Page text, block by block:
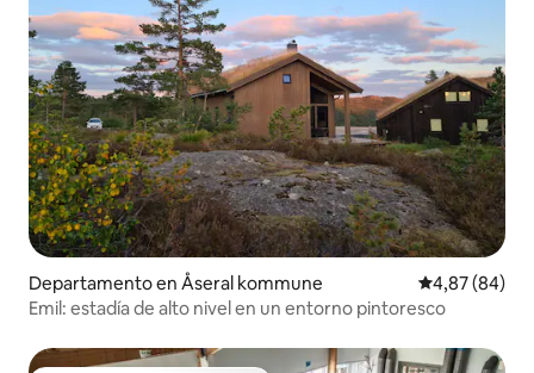
Departamento en Åseral kommune Calificación
4,87 (84)
Emil: estadía de alto nivel en un entorno pintoresco